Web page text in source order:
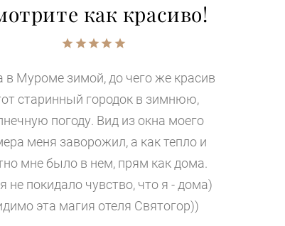
как красиво!
в Муроме зимой, до чего же красив
старинный городок в зимнюю,
погоду. Вид из окна моего
меня заворожил, а как тепло и
мне было в нем, прям как дома.
не покидало чувство, что я - дома)
эта магия отеля Святогор))